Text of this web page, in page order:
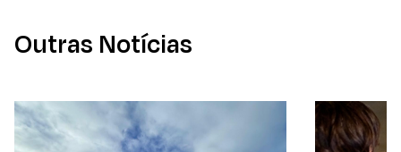
Outras Notícias